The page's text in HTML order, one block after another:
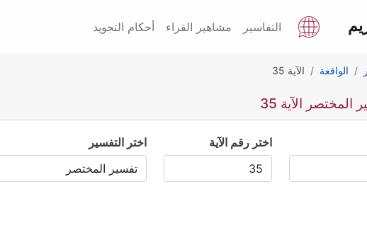
التفاسير مشاهير القراء أحكام التجويد
الواقعة الآية 35
الآية 35
اختر رقم الآية اختر التفسير